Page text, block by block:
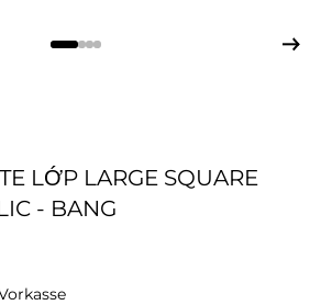
LỚP LARGE SQUARE
- BANG